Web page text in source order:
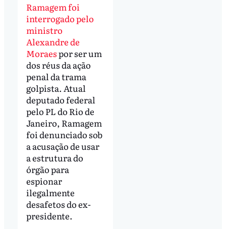
Ramagem foi
interrogado pelo
ministro
Alexandre de
Moraespor ser um
dos réus da ação
penal da trama
golpista. Atual
deputado federal
pelo PL do Rio de
Janeiro, Ramagem
foi denunciado sob
a acusação de usar
a estrutura do
órgão para
espionar
ilegalmente
desafetos do ex-
presidente.